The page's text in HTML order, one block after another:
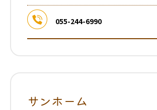
055-244-6990
サンホーム